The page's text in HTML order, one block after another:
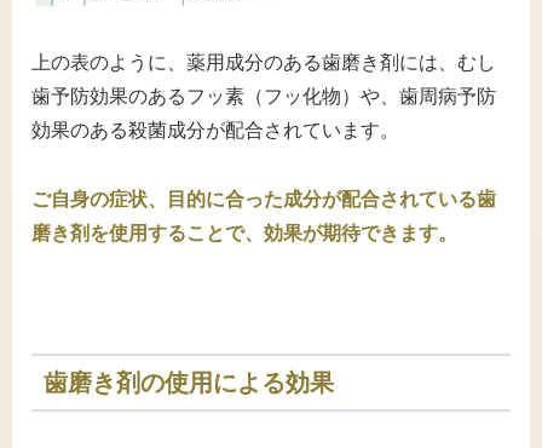
上の表のように、薬用成分のある歯磨き剤には、むし
歯予防効果のあるフッ素（フッ化物）や、歯周病予防
効果のある殺菌成分が配合されています。
ご自身の症状、目的に合った成分が配合されている歯
磨き剤を使用することで、効果が期待できます。
歯磨き剤の使用による効果